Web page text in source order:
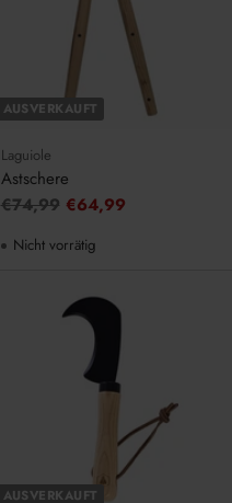
AUSVERKAUFT
Laguiole
Astschere
Unverbindliche
€74,99 €64,99
Nicht vorrätig
AUSVERKAUFT